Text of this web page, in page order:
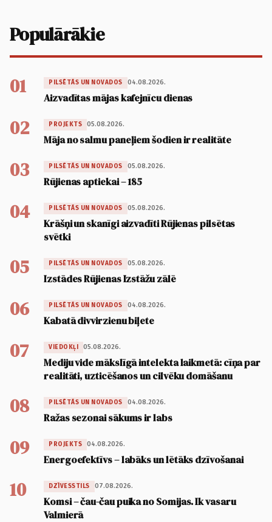
Populārākie
01 PILSĒTĀS UN NOVADOS 04.08.2026.
Aizvadītas mājas kafejnīcu dienas
02 PROJEKTS 05.08.2026.
Māja no salmu paneļiem šodien ir realitāte
03 PILSĒTĀS UN NOVADOS 05.08.2026.
Rūjienas aptiekai – 185
04 PILSĒTĀS UN NOVADOS 05.08.2026.
Krāšņi un skanīgi aizvadīti Rūjienas pilsētas
svētki
05 PILSĒTĀS UN NOVADOS 05.08.2026.
Izstādes Rūjienas Izstāžu zālē
06 PILSĒTĀS UN NOVADOS 04.08.2026.
Kabatā divvirzienu biļete
07 VIEDOKĻI 05.08.2026.
Mediju vide mākslīgā intelekta laikmetā: cīņa par
realitāti, uzticēšanos un cilvēku domāšanu
08 PILSĒTĀS UN NOVADOS 04.08.2026.
Ražas sezonai sākums ir labs
09 PROJEKTS 04.08.2026.
Energoefektīvs – labāks un lētāks dzīvošanai
10 DZĪVESSTILS 07.08.2026.
Komsi – čau-čau puika no Somijas. Ik vasaru
Valmierā